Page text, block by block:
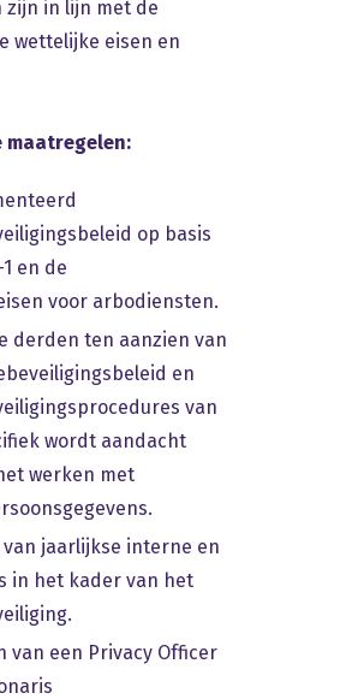
zijn in lijn met de
wettelijke eisen en
maatregelen:
op basis
en de
voor arbodiensten.
derden ten aanzien van
en
van
wordt aandacht
werken met
jaarlijkse interne en
in het kader van het
van een Privacy Officer